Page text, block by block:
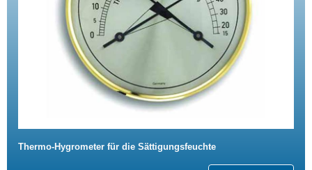
Thermo-Hygrometer für die Sättigungsfeuchte